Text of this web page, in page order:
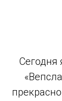
Сегодня